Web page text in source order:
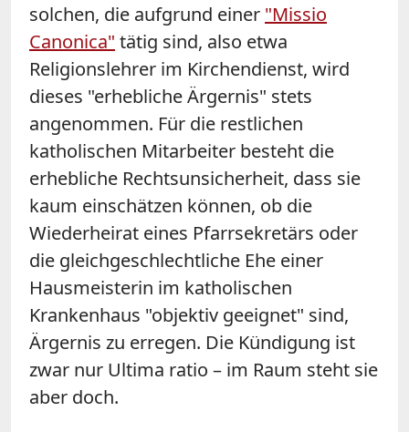
solchen, die aufgrund einer "Missio
Canonica" tätig sind, also etwa
Religionslehrer im Kirchendienst, wird
dieses "erhebliche Ärgernis" stets
angenommen. Für die restlichen
katholischen Mitarbeiter besteht die
erhebliche Rechtsunsicherheit, dass sie
kaum einschätzen können, ob die
Wiederheirat eines Pfarrsekretärs oder
die gleichgeschlechtliche Ehe einer
Hausmeisterin im katholischen
Krankenhaus "objektiv geeignet" sind,
Ärgernis zu erregen. Die Kündigung ist
zwar nur Ultima ratio – im Raum steht sie
aber doch.